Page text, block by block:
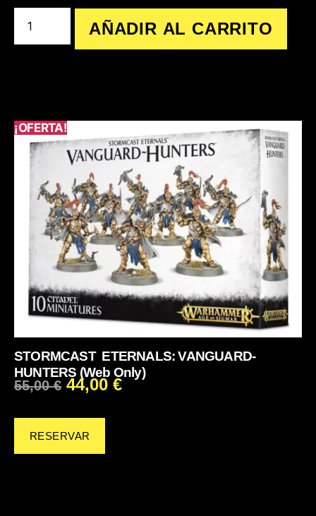
AÑADIR AL CARRITO
¡OFERTA!
STORMCAST ETERNALS: VANGUARD-
HUNTERS (Web Only)
55,00€ 44,00 €
RESERVAR